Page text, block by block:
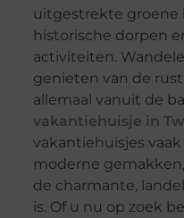
uitgestrekte groene
historische dorpen
activiteiten.
genieten van de
allemaal vanuit de
vakantiehuisje in
vakantiehuisjes
moderne
de charmante,
is. Of u nu op zoek